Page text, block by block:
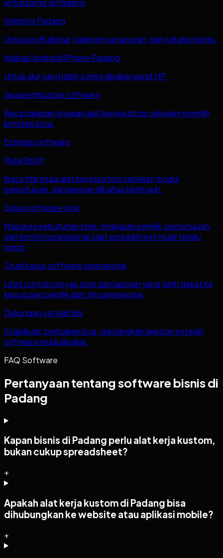
untuk bisnis di Padang.
Website Padang
Untuk profil digital, halaman penawaran, dan katalog bisnis.
Aplikasi Android/iPhone Padang
Untuk alur yang lebih sering dipakai lewat HP.
Jasa pembuatan software
Baca halaman layanan alat kerja kustom sebelum memilih
konteks kota.
Estimasi software
Mulai Rp5jt
Baca titik mulai alat kerja kustom sebelum modul,
persetujuan, dan laporan dibahas lebih jauh.
Solusi software stok
Masuk ke kebutuhan stok, ringkasan pemilik, persetujuan,
dan kontrol operasional saat spreadsheet mulai terlalu
berat.
Studi kasus software operasional
Lihat contoh proyek stok dan laporan yang lebih dekat ke
keputusan pemilik dan tim operasional.
Dukungan setelah rilis
Stabilisasi, perbaikan bug, dan langkah lanjutan setelah
software mulai dipakai.
FAQ Software
Pertanyaan tentang software bisnis di
Padang
Kapan bisnis di Padang perlu alat kerja kustom,
bukan cukup spreadsheet?
+
Apakah alat kerja kustom di Padang bisa
dihubungkan ke website atau aplikasi mobile?
+